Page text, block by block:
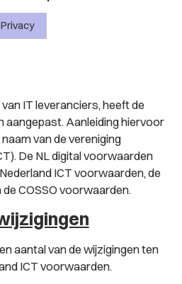
IT leveranciers, heeft de
aangepast. Aanleiding hiervoor
van de vereniging
De NL digital voorwaarden
ICT voorwaarden, de
COSSO voorwaarden.
aantal van de wijzigingen ten
ICT voorwaarden.